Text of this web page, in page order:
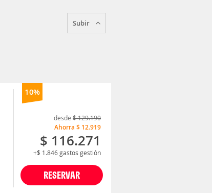
Subir
10%
RESERVAR
desde $ 129.190
Ahorra$ 12.919
$ 116.271
+$ 1.846gastos gestión